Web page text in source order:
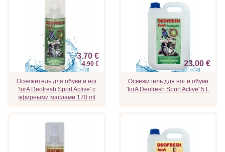
3.70 €
4.90 €
Освежитель для обуви и ног
'forA Deofresh Sport Active' с
эфирными маслами 170 ml
23.00 €
Освежитель для ног и обуви
'forA Deofresh Sport Active' 5 L